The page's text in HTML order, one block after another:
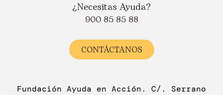
¿Necesitas Ayuda?
900 85 85 88
CONTÁCTANOS
Fundación Ayuda en Acción. C/. Serrano